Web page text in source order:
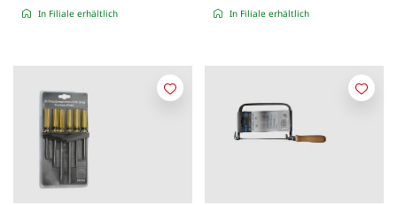
In Filiale erhältlich In Filiale erhältlich
Merken